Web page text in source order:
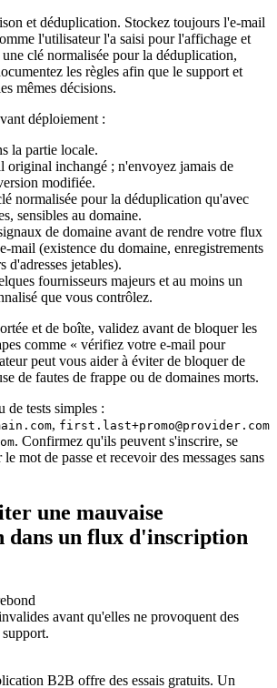
et déduplication. Stockez toujours l'e-mail
l'utilisateur l'a saisi pour l'affichage et
clé normalisée pour la déduplication,
les règles afin que le support et
mêmes décisions.
déploiement :
la partie locale.
original inchangé ; n'envoyez jamais de
modifiée.
normalisée pour la déduplication qu'avec
sensibles au domaine.
de domaine avant de rendre votre flux
mail (existence du domaine, enregistrements
d'adresses jetables).
fournisseurs majeurs et au moins un
que vous contrôlez.
et de boîte, validez avant de bloquer les
comme « vérifiez votre e-mail pour
peut vous aider à éviter de bloquer de
de fautes de frappe ou de domaines morts.
de tests simples :
, first.last+promo@provider.com
. Confirmez qu'ils peuvent s'inscrire, se
mot de passe et recevoir des messages sans
une mauvaise
dans un flux d'inscription
avant qu'elles ne provoquent des
B2B offre des essais gratuits. Un